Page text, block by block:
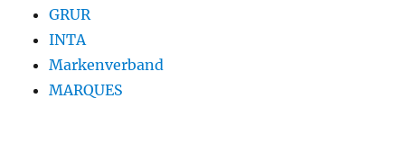
GRUR
INTA
Markenverband
MARQUES